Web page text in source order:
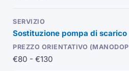
Sostituzione pompa di scarico
€80 - €130